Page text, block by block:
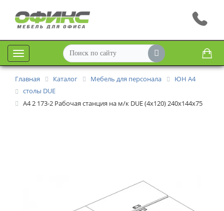
Меню
Главная Каталог Мебель для персонала
ЮН А4
столы DUE
А4 2 173-2 Рабочая станция на м/к DUE (4х120) 240x144x75